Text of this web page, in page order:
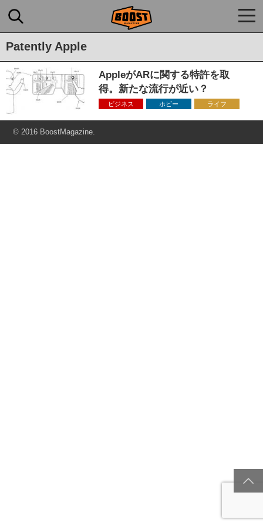
Patently Apple
AppleがARに関する特許を取
得。新たな流行が近い？
ビジネス ホビー ライフ
© 2016 BoostMagazine.